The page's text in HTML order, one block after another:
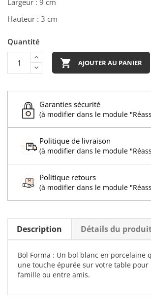
Hauteur : 3 cm
Quantité
 AJOUTER AU PANIER
Garanties sécurité
(à modifier dans le module
Politique de livraison
(à modifier dans le module
Politique retours
(à modifier dans le module
Description Détails du
Bol Forma : Un bol blanc en porcelaine
une touche épurée sur votre table pour
famille ou entre amis.